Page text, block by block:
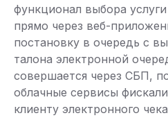
функционал выбора
прямо через веб-
постановку в очередь с
талона электронной
совершается через СБП,
облачные сервисы
клиенту электронного